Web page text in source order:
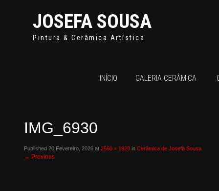
JOSEFA SOUSA
Pintura & Cerâmica Artística
INÍCIO GALERIA CERÂMICA
IMG_6930
Published20 Fevereiro, 2026 at2560 × 1920 inCerâmica de Josefa Sousa
← Previous